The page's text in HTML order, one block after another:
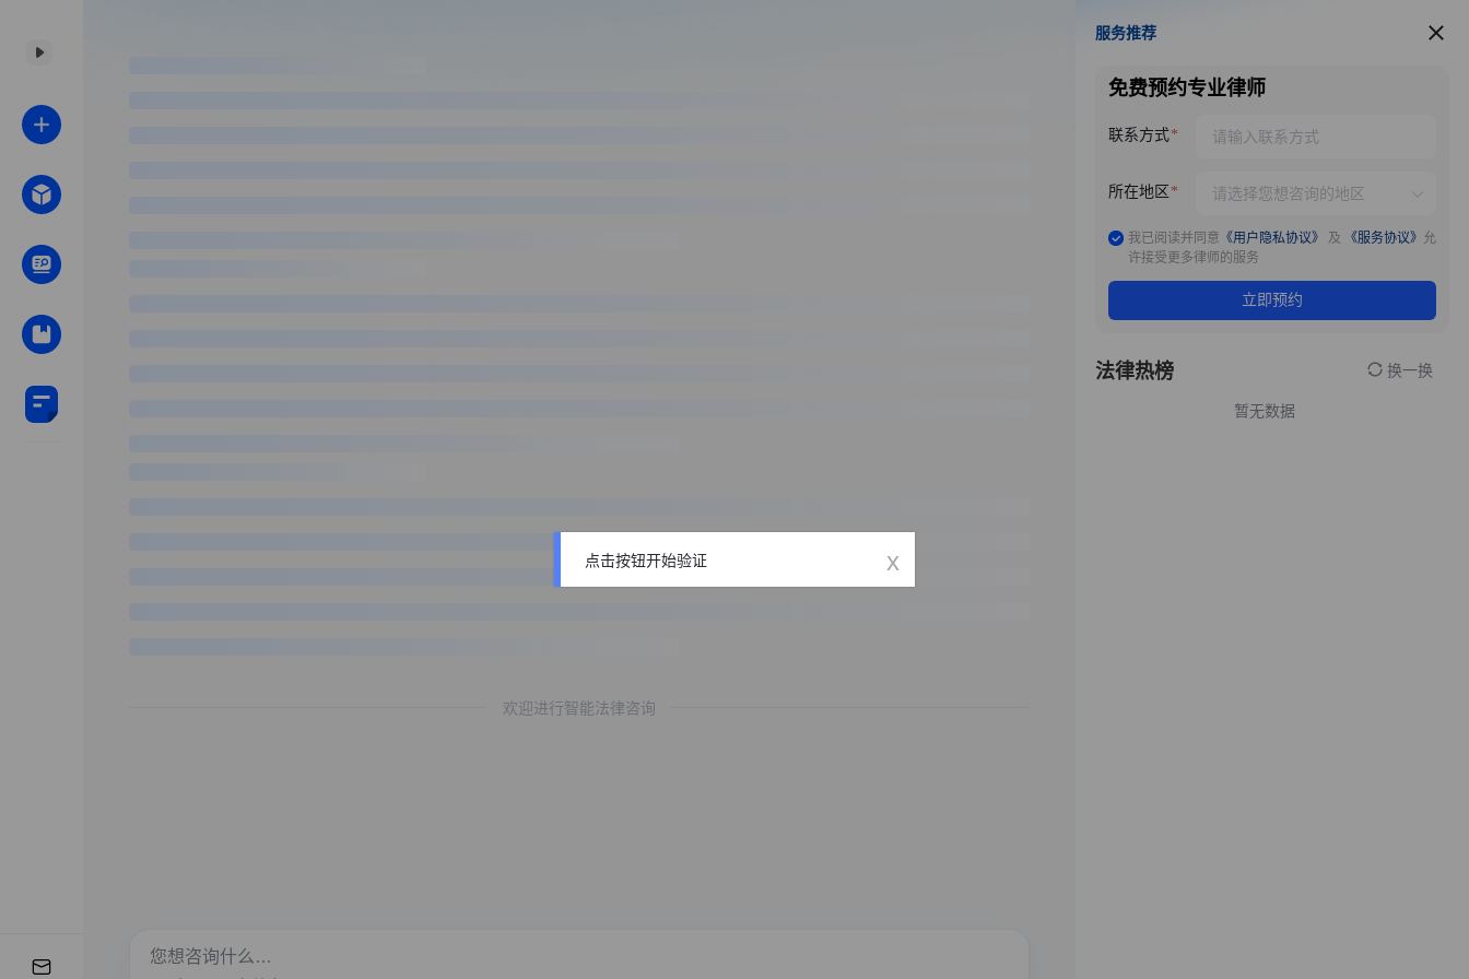
欢迎进行智能法律咨询
服务推荐
服务推荐
免费预约专业律师
联系方式
所在地区
我已阅读并同意 《用户隐私协议》 及 《服务协议》 允
许接受更多律师的服务
立即预约
法律热榜 换一换
暂无数据
点击按钮开始验证 x